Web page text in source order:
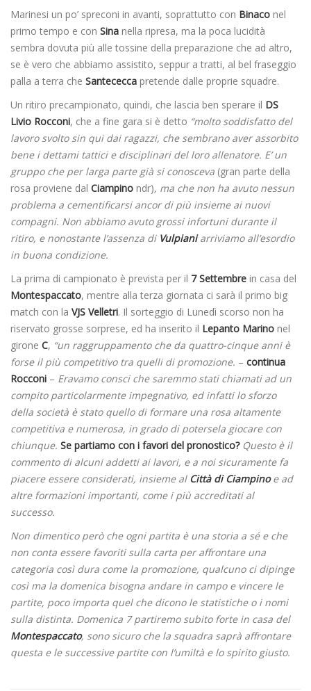
Marinesi un po’ spreconi in avanti, soprattutto con Binaco nel
primo tempo e con Sina nella ripresa, ma la poca lucidità
sembra dovuta più alle tossine della preparazione che ad altro,
se è vero che abbiamo assistito, seppur a tratti, al bel fraseggio
palla a terra che Santececca pretende dalle proprie squadre.
Un ritiro precampionato, quindi, che lascia ben sperare il DS
Livio Rocconi, che a fine gara si è detto “molto soddisfatto del
lavoro svolto sin qui dai ragazzi, che sembrano aver assorbito
bene i dettami tattici e disciplinari del loro allenatore. E’ un
gruppo che per larga parte già si conosceva (gran parte della
rosa proviene dal Ciampino ndr), ma che non ha avuto nessun
problema a cementificarsi ancor di più insieme ai nuovi
compagni. Non abbiamo avuto grossi infortuni durante il
ritiro, e nonostante l’assenza di Vulpianiarriviamo all’esordio
in buona condizione.
La prima di campionato è prevista per il 7 Settembre in casa del
Montespaccato, mentre alla terza giornata ci sarà il primo big
match con la VJS Velletri. Il sorteggio di Lunedì scorso non ha
riservato grosse sorprese, ed ha inserito il Lepanto Marino nel
girone C, “un raggruppamento che da quattro-cinque anni è
forse il più competitivo tra quelli di promozione. – continua
Rocconi – Eravamo consci che saremmo stati chiamati ad un
compito particolarmente impegnativo, ed infatti lo sforzo
della società è stato quello di formare una rosa altamente
competitiva e numerosa, in grado di potersela giocare con
chiunque. Se partiamo con i favori del pronostico? Questo è il
commento di alcuni addetti ai lavori, e a noi sicuramente fa
piacere essere considerati, insieme al Città di Ciampinoe ad
altre formazioni importanti, come i più accreditati al
successo.
Non dimentico però che ogni partita è una storia a sé e che
non conta essere favoriti sulla carta per affrontare una
categoria così dura come la promozione, qualcuno ci dipinge
così ma la domenica bisogna andare in campo e vincere le
partite, poco importa quel che dicono le statistiche o i nomi
sulla distinta. Domenica 7 partiremo subito forte in casa del
Montespaccato, sono sicuro che la squadra saprà affrontare
questa e le successive partite con l’umiltà e lo spirito giusto.